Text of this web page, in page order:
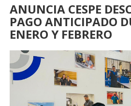
ANUNCIA CESPE
PAGO ANTICIPADO
ENERO Y FEBRERO